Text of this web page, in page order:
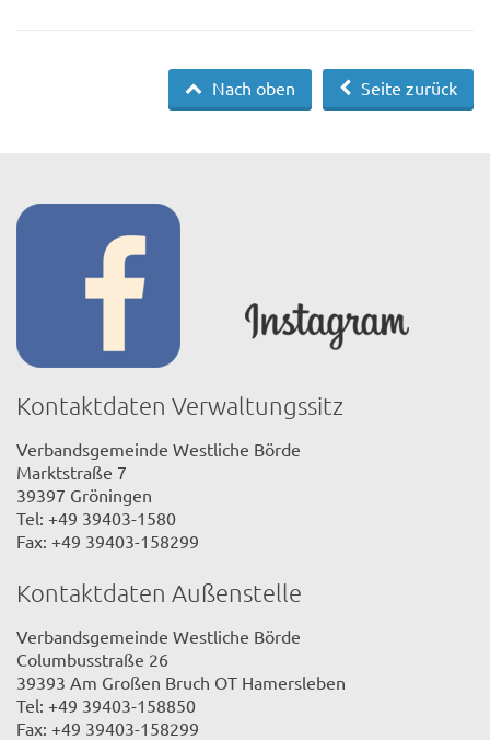
Seite zurück
Nach oben
Kontaktdaten Verwaltungssitz
Verbandsgemeinde Westliche Börde
Marktstraße 7
39397 Gröningen
Tel: +49 39403-1580
Fax: +49 39403-158299
Kontaktdaten Außenstelle
Verbandsgemeinde Westliche Börde
Columbusstraße 26
39393 Am Großen Bruch OT Hamersleben
Tel: +49 39403-158850
Fax: +49 39403-158299